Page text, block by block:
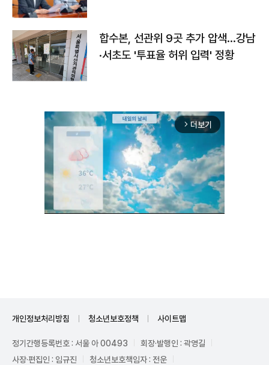
합수본, 선관위 9곳 추가 압색…강남
·서초도 '투표율 허위 입력' 정황
arrow_forward_ios 더보기
개인정보처리방침 청소년보호정책 사이트맵
정기간행등록번호 : 서울 아 00493
회장·발행인 : 곽영길
사장·편집인 : 임규진
청소년보호책임자 : 전운